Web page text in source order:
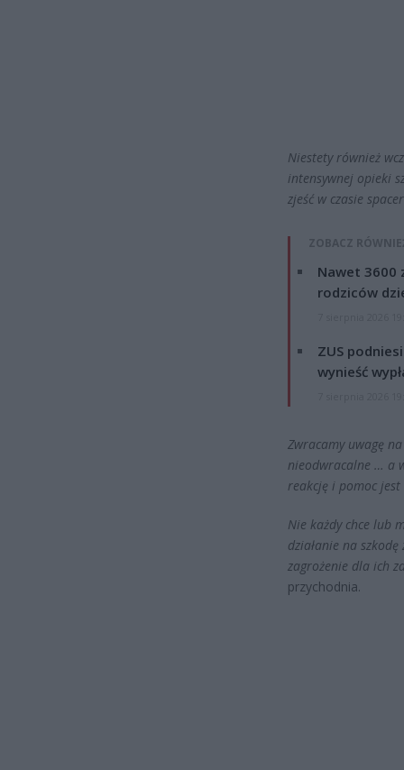
Niestety również
intensywnej opieki
zjeść w czasie
ZOBACZ
Nawet 3600
rodziców
ZUS
wynieść
Zwracamy uwagę
nieodwracalne … a
reakcję i pomoc
Nie każdy chce lub
działanie na
zagrożenie dla ich
przychodnia.